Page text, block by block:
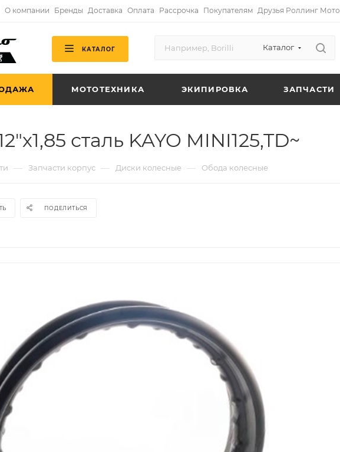
О компании Бренды Доставка Оплата Рассрочка Покупателям Друзья Роллинг Мото
КАТАЛОГ Каталог
МОТОТЕХНИКА ЭКИПИРОВКА ЗАПЧАСТИ
сталь KAYO MINI125,TD~
— Запчасти корпус — Диски колесные — Обода колесные
ПОДЕЛИТЬСЯ